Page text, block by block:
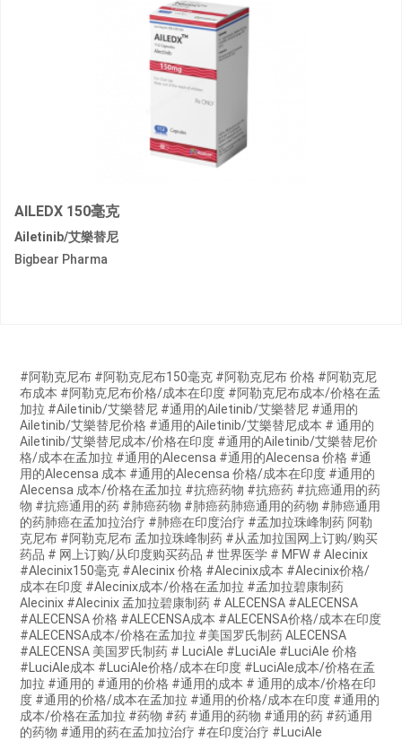
AILEDX 150毫克
Ailetinib/艾樂替尼
Bigbear Pharma
#阿勒克尼布 #阿勒克尼布150毫克 #阿勒克尼布 价格 #阿勒克尼
布成本 #阿勒克尼布价格/成本在印度 #阿勒克尼布成本/价格在孟
加拉 #Ailetinib/艾樂替尼 #通用的Ailetinib/艾樂替尼 #通用的
Ailetinib/艾樂替尼价格 #通用的Ailetinib/艾樂替尼成本 # 通用的
Ailetinib/艾樂替尼成本/价格在印度 #通用的Ailetinib/艾樂替尼价
格/成本在孟加拉 #通用的Alecensa #通用的Alecensa 价格 #通
用的Alecensa 成本 #通用的Alecensa 价格/成本在印度 #通用的
Alecensa 成本/价格在孟加拉 #抗癌药物 #抗癌药 #抗癌通用的药
物 #抗癌通用的药 #肺癌药物 #肺癌药肺癌通用的药物 #肺癌通用
的药肺癌在孟加拉治疗 #肺癌在印度治疗 #孟加拉珠峰制药 阿勒
克尼布 #阿勒克尼布 孟加拉珠峰制药 #从孟加拉国网上订购/购买
药品 # 网上订购/从印度购买药品 # 世界医学 # MFW # Alecinix
#Alecinix150毫克 #Alecinix 价格 #Alecinix成本 #Alecinix价格/
成本在印度 #Alecinix成本/价格在孟加拉 #孟加拉碧康制药
Alecinix #Alecinix 孟加拉碧康制药 # ALECENSA #ALECENSA
#ALECENSA 价格 #ALECENSA成本 #ALECENSA价格/成本在印度
#ALECENSA成本/价格在孟加拉 #美国罗氏制药 ALECENSA
#ALECENSA 美国罗氏制药 # LuciAle #LuciAle #LuciAle 价格
#LuciAle成本 #LuciAle价格/成本在印度 #LuciAle成本/价格在孟
加拉 #通用的 #通用的价格 #通用的成本 # 通用的成本/价格在印
度 #通用的价格/成本在孟加拉 #通用的价格/成本在印度 #通用的
成本/价格在孟加拉 #药物 #药 #通用的药物 #通用的药 #药通用
的药物 #通用的药在孟加拉治疗 #在印度治疗 #LuciAle